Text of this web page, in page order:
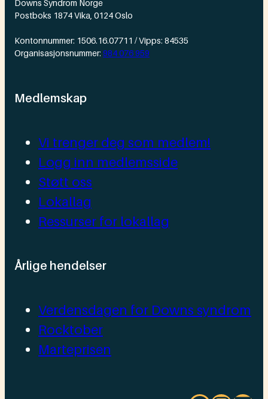
Downs Syndrom Norge
Postboks 1874 Vika, 0124 Oslo
Kontonnummer: 1506.16.07711 / Vipps: 84535
Organisasjonsnummer: 984 076 959
Medlemskap
Vi trenger deg som medlem!
Logg inn medlemsside
Støtt oss
Lokallag
Ressurser for lokallag
Årlige hendelser
Verdensdagen for Downs syndrom
Rocktober
Marteprisen